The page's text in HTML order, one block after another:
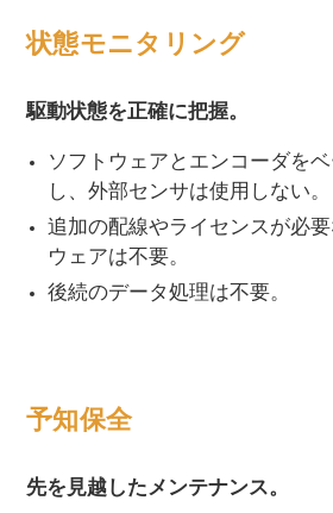
状態モニタリング
駆動状態を正確に把握。
ソフトウェアとエンコーダを
し、外部センサは使用しない。
追加の配線やライセンスが必要
ウェアは不要。
後続のデータ処理は不要。
予知保全
先を見越したメンテナンス。